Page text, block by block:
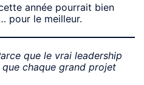
année pourrait bien
pour le meilleur.
que le vrai leadership
chaque grand projet